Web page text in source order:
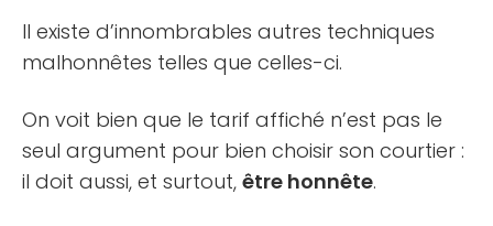
Il existe d’innombrables autres techniques
malhonnêtes telles que celles-ci.
On voit bien que le tarif affiché n’est pas le
seul argument pour bien choisir son courtier :
il doit aussi, et surtout, être honnête.